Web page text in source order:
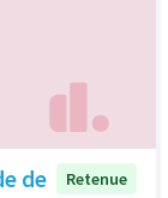
de
Retenue